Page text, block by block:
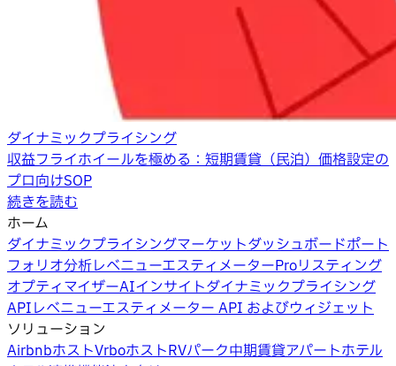
ダイナミックプライシング
収益フライホイールを極める：短期賃貸（民泊）価格設定の
プロ向けSOP
続きを読む
ホーム
ダイナミックプライシングマーケットダッシュボードポート
フォリオ分析レベニューエスティメーターProリスティング
オプティマイザーAIインサイトダイナミックプライシング
APIレベニューエスティメーター API およびウィジェット
ソリューション
AirbnbホストVrboホストRVパーク中期賃貸アパートホテル